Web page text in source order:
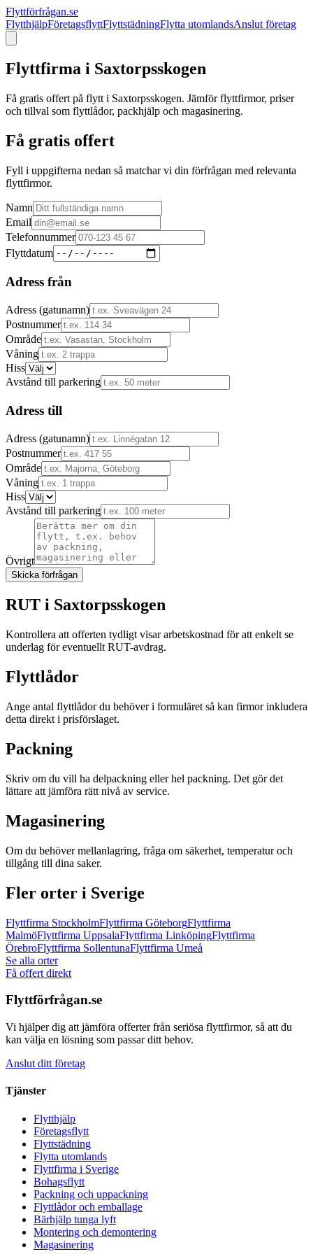
Flyttförfrågan.se
FlytthjälpFöretagsflyttFlyttstädningFlytta utomlandsAnslut företag
Flyttfirma i Saxtorpsskogen
Få gratis offert på flytt i Saxtorpsskogen. Jämför flyttfirmor, priser
och tillval som flyttlådor, packhjälp och magasinering.
Få gratis offert
Fyll i uppgifterna nedan så matchar vi din förfrågan med relevanta
flyttfirmor.
Namn
Email
Telefonnummer
Flyttdatum
Adress från
Adress (gatunamn)
Postnummer
Område
Våning
Hiss
Avstånd till parkering
Adress till
Adress (gatunamn)
Postnummer
Område
Våning
Hiss
Avstånd till parkering
Övrigt
Skicka förfrågan
RUT i Saxtorpsskogen
Kontrollera att offerten tydligt visar arbetskostnad för att enkelt se
underlag för eventuellt RUT-avdrag.
Flyttlådor
Ange antal flyttlådor du behöver i formuläret så kan firmor inkludera
detta direkt i prisförslaget.
Packning
Skriv om du vill ha delpackning eller hel packning. Det gör det
lättare att jämföra rätt nivå av service.
Magasinering
Om du behöver mellanlagring, fråga om säkerhet, temperatur och
tillgång till dina saker.
Fler orter i Sverige
Flyttfirma StockholmFlyttfirma GöteborgFlyttfirma
MalmöFlyttfirma UppsalaFlyttfirma LinköpingFlyttfirma
ÖrebroFlyttfirma SollentunaFlyttfirma Umeå
Se alla orter
Få offert direkt
Flyttförfrågan.se
Vi hjälper dig att jämföra offerter från seriösa flyttfirmor, så att du
kan välja en lösning som passar ditt behov.
Anslut ditt företag
Tjänster
Flytthjälp
Företagsflytt
Flyttstädning
Flytta utomlands
Flyttfirma i Sverige
Bohagsflytt
Packning och uppackning
Flyttlådor och emballage
Bärhjälp tunga lyft
Montering och demontering
Magasinering